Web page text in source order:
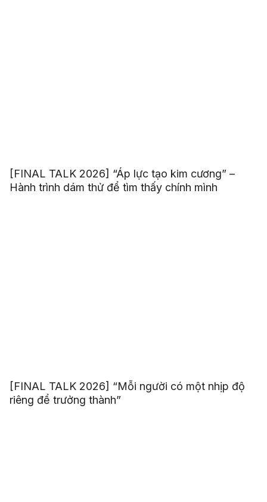
[FINAL TALK 2026] “Áp lực tạo kim cương” –
Hành trình dám thử để tìm thấy chính mình
[FINAL TALK 2026] “Mỗi người có một nhịp độ
riêng để trưởng thành”